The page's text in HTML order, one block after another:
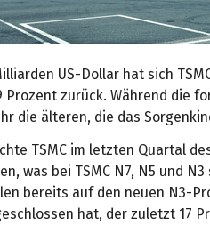
US-Dollar hat sich
Prozent zurück. Während die
die älteren, die das
TSMC im letzten Quartal
was bei TSMC N7, N5 und
bereits auf den neuen N3-
hat, der zuletzt 17